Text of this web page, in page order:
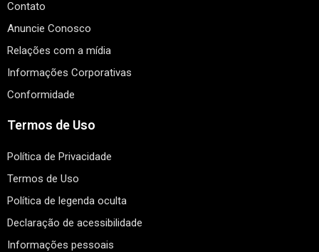
Contato
Anuncie Conosco
Relações com a mídia
Informações Corporativas
Conformidade
Termos de Uso
Política de Privacidade
Termos de Uso
Política de legenda oculta
Declaração de acessibilidade
Informações pessoais